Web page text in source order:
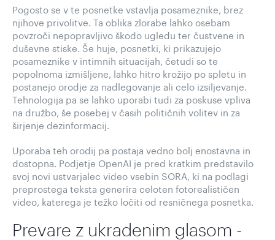
Pogosto se v te posnetke vstavlja posameznike, brez
njihove privolitve. Ta oblika zlorabe lahko osebam
povzroči nepopravljivo škodo ugledu ter čustvene in
duševne stiske. Še huje, posnetki, ki prikazujejo
posameznike v intimnih situacijah, četudi so te
popolnoma izmišljene, lahko hitro krožijo po spletu in
postanejo orodje za nadlegovanje ali celo izsiljevanje.
Tehnologija pa se lahko uporabi tudi za poskuse vpliva
na družbo, še posebej v časih političnih volitev in za
širjenje dezinformacij.
Uporaba teh orodij pa postaja vedno bolj enostavna in
dostopna. Podjetje OpenAI je pred kratkim predstavilo
svoj novi ustvarjalec video vsebin SORA, ki na podlagi
preprostega teksta generira celoten fotorealističen
video, katerega je težko ločiti od resničnega posnetka.
Prevare z ukradenim glasom -